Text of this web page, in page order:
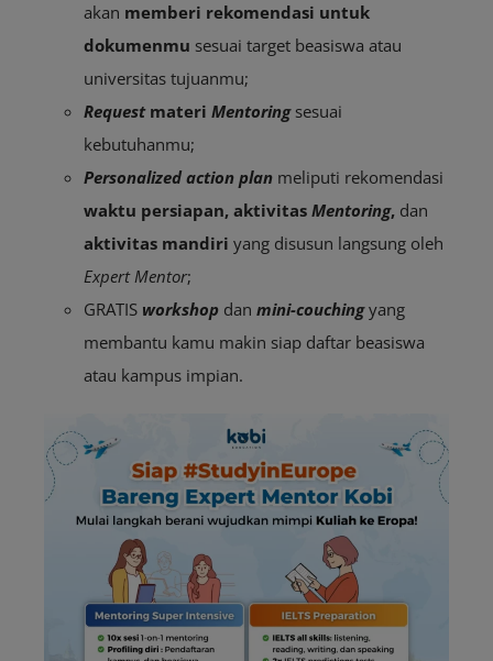
akan memberi rekomendasi untuk
dokumenmu sesuai target beasiswa atau
universitas tujuanmu;
Requestmateri Mentoringsesuai
kebutuhanmu;
Personalized action plan meliputi rekomendasi
waktu persiapan, aktivitas Mentoring, dan
aktivitas mandiri yang disusun langsung oleh
Expert Mentor;
GRATIS workshop dan mini-couchingyang
membantu kamu makin siap daftar beasiswa
atau kampus impian.